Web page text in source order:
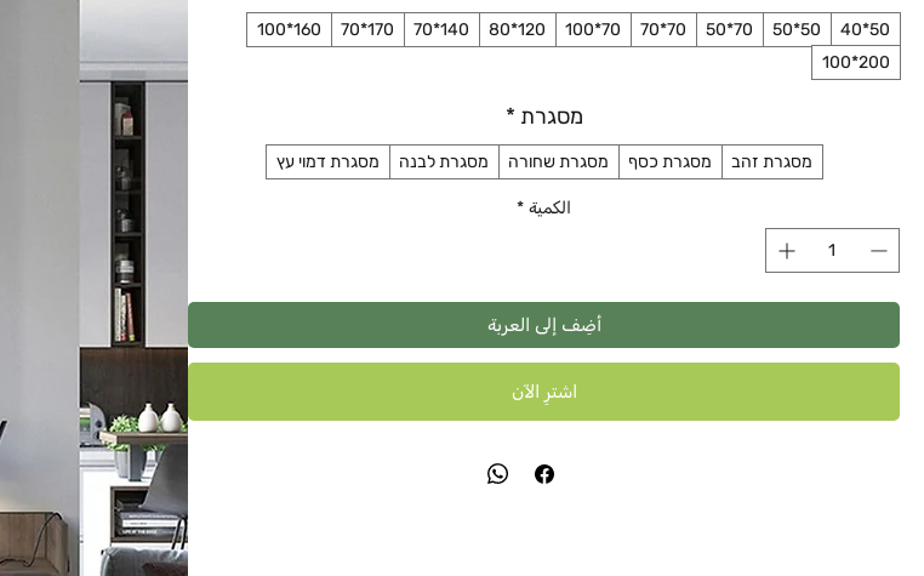
50*40
50*50
70*50
70*70
70*100
120*80
140*70
170*70
160*100
200*100
מסגרת *
מסגרת זהב מסגרת כסף מסגרת שחורה מסגרת לבנה מסגרת דמוי עץ
الكمية *
أضِف إلى العربة
اشترِ الآن